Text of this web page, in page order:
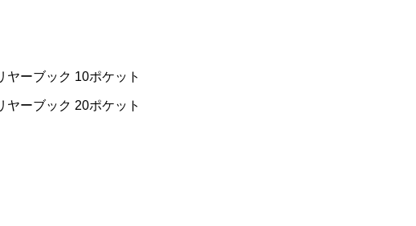
ーブック 10ポケット
ーブック 20ポケット